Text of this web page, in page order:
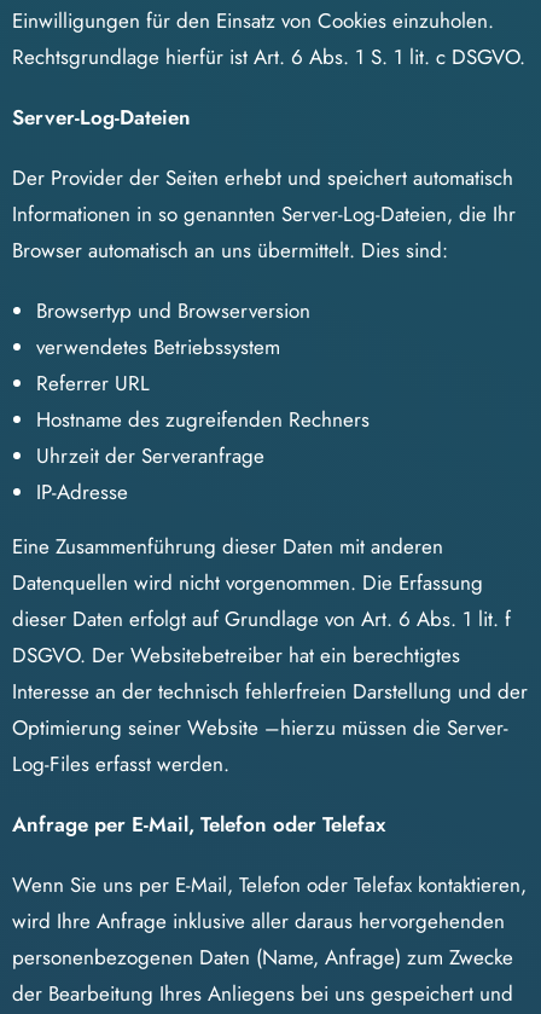
Einwilligungen für den Einsatz von Cookies einzuholen.
Rechtsgrundlage hierfür ist Art. 6 Abs. 1 S. 1 lit. c DSGVO.
Server-Log-Dateien
Der Provider der Seiten erhebt und speichert automatisch
Informationen in so genannten Server-Log-Dateien, die Ihr
Browser automatisch an uns übermittelt. Dies sind:
Browsertyp und Browserversion
verwendetes Betriebssystem
Referrer URL
Hostname des zugreifenden Rechners
Uhrzeit der Serveranfrage
IP-Adresse
Eine Zusammenführung dieser Daten mit anderen
Datenquellen wird nicht vorgenommen. Die Erfassung
dieser Daten erfolgt auf Grundlage von Art. 6 Abs. 1 lit. f
DSGVO. Der Websitebetreiber hat ein berechtigtes
Interesse an der technisch fehlerfreien Darstellung und der
Optimierung seiner Website –hierzu müssen die Server-
Log-Files erfasst werden.
Anfrage per E-Mail, Telefon oder Telefax
Wenn Sie uns per E-Mail, Telefon oder Telefax kontaktieren,
wird Ihre Anfrage inklusive aller daraus hervorgehenden
personenbezogenen Daten (Name, Anfrage) zum Zwecke
der Bearbeitung Ihres Anliegens bei uns gespeichert und